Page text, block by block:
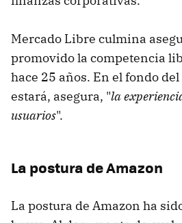
Mercado Libre culmina
promovido la competencia
hace 25 años. En el fondo
estará, asegura, "la
usuarios".
La postura de Amazon
La postura de Amazon ha